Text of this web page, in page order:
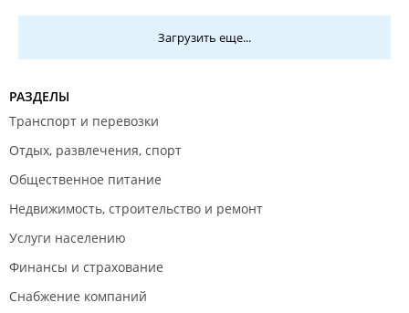
Загрузить еще...
РАЗДЕЛЫ
Транспорт и перевозки
Отдых, развлечения, спорт
Общественное питание
Недвижимость, строительство и ремонт
Услуги населению
Финансы и страхование
Снабжение компаний